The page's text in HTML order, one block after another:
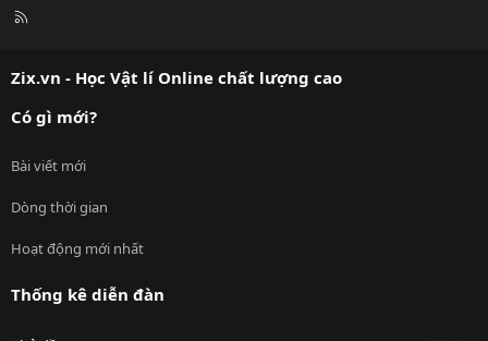
R
Zix.vn - Học Vật lí Online chất lượng cao
Có gì mới?
Bài viết mới
Dòng thời gian
Hoạt động mới nhất
Thống kê diễn đàn